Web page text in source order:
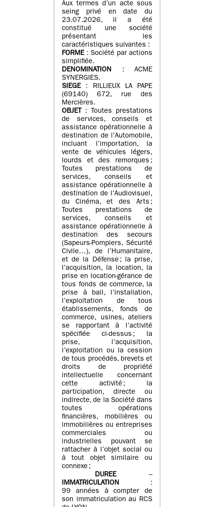
Aux termes d’un acte sous
seing privé en date du
23.07.2026, il a été
constitué une société
présentant les
caractéristiques suivantes :
FORME: Société par actions
simplifiée.
DENOMINATION : ACME
SYNERGIES.
SIEGE: RILLIEUX LA PAPE
(69140) 672, rue des
Mercières.
OBJET
: Toutes prestations
de services, conseils et
assistance opérationnelle à
destination de l’Automobile,
incluant l’importation, la
vente de véhicules légers,
lourds et des remorques ;
Toutes prestations de
services, conseils et
assistance opérationnelle à
destination de l’Audiovisuel,
du Cinéma, et des Arts ;
Toutes prestations de
services, conseils et
assistance opérationnelle à
destination des secours
(Sapeurs-Pompiers, Sécurité
Civile…), de l’Humanitaire,
et de la Défense ; la prise,
l’acquisition, la location, la
prise en location-gérance de
tous fonds de commerce, la
prise à bail, l’installation,
l’exploitation de tous
établissements, fonds de
commerce, usines, ateliers
se rapportant à l’activité
spécifiée ci-dessus ; la
prise, l’acquisition,
l’exploitation ou la cession
de tous procédés, brevets et
droits de propriété
intellectuelle concernant
cette activité ; la
participation, directe ou
indirecte, de la Société dans
toutes opérations
financières, mobilières ou
immobilières ou entreprises
commerciales ou
industrielles pouvant se
rattacher à l’objet social ou
à tout objet similaire ou
connexe ;
DUREE–
IMMATRICULATION :
99 années à compter de
son immatriculation au RCS